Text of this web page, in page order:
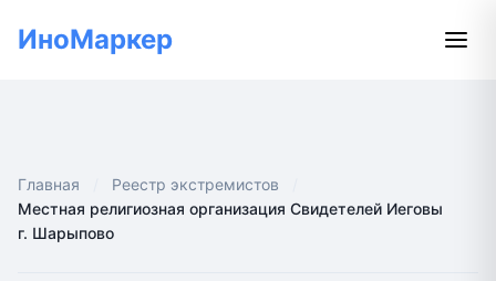
ИноМаркер
Главная
Реестр экстремистов
Местная религиозная организация Свидетелей Иеговы
г. Шарыпово